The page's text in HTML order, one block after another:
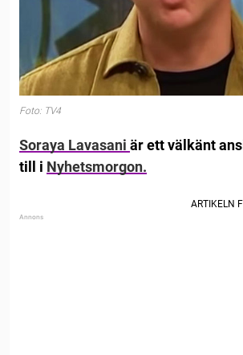
Foto: TV4
Soraya Lavasani är ett välkänt
till i Nyhetsmorgon.